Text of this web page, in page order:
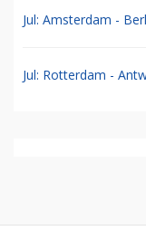
Jul: Amsterdam -
Jul: Rotterdam -